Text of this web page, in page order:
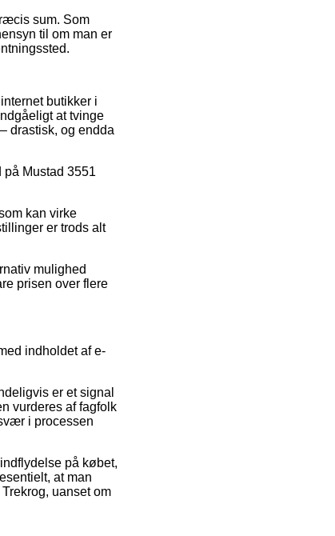
sum. Som
til om man er
butikker i
at tvinge
drastisk, og endda
på Mustad 3551
kan virke
er trods alt
mulighed
prisen over flere
indholdet af e-
er et signal
vurderes af fagfolk
i processen
på købet,
at man
uanset om